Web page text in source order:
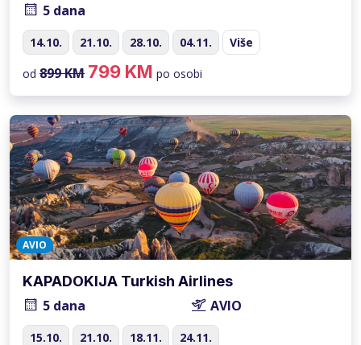
5 dana
14.10. 21.10. 28.10. 04.11. Više
od 899 KM 799 KM po osobi
AVIO
KAPADOKIJA Turkish Airlines
5 dana AVIO
15.10. 21.10. 18.11. 24.11.